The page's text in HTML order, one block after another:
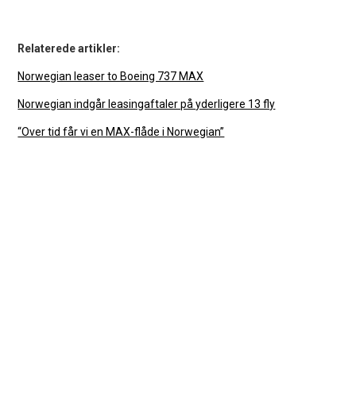
Relaterede artikler:
Norwegian leaser to Boeing 737 MAX
Norwegian indgår leasingaftaler på yderligere 13 fly
“Over tid får vi en MAX-flåde i Norwegian”